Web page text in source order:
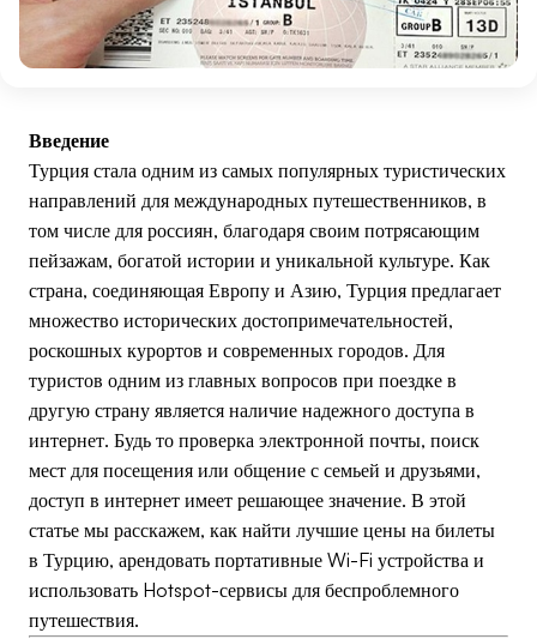
Введение
Турция стала одним из самых популярных туристических
направлений для международных путешественников, в
том числе для россиян, благодаря своим потрясающим
пейзажам, богатой истории и уникальной культуре. Как
страна, соединяющая Европу и Азию, Турция предлагает
множество исторических достопримечательностей,
роскошных курортов и современных городов. Для
туристов одним из главных вопросов при поездке в
другую страну является наличие надежного доступа в
интернет. Будь то проверка электронной почты, поиск
мест для посещения или общение с семьей и друзьями,
доступ в интернет имеет решающее значение. В этой
статье мы расскажем, как найти лучшие цены на билеты
в Турцию, арендовать портативные Wi-Fi устройства и
использовать Hotspot-сервисы для беспроблемного
путешествия.